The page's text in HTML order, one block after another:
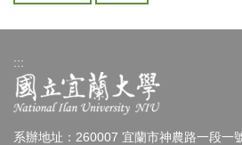
:::
系辦地址：260007 宜蘭市神農路一段一